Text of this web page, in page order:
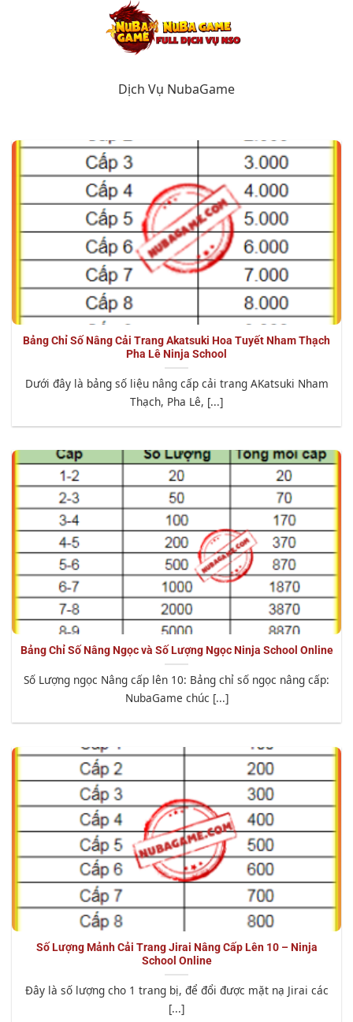
Dịch Vụ NubaGame
Bảng Chỉ Số Nâng Cải Trang Akatsuki Hoa Tuyết Nham Thạch
Pha Lê Ninja School
Dưới đây là bảng số liệu nâng cấp cải trang AKatsuki Nham
Thạch, Pha Lê, [...]
Bảng Chỉ Số Nâng Ngọc và Số Lượng Ngọc Ninja School Online
Số Lượng ngọc Nâng cấp lên 10: Bảng chỉ số ngọc nâng cấp:
NubaGame chúc [...]
Số Lượng Mảnh Cải Trang Jirai Nâng Cấp Lên 10 – Ninja
School Online
Đây là số lượng cho 1 trang bị, để đổi được mặt nạ Jirai các
[...]